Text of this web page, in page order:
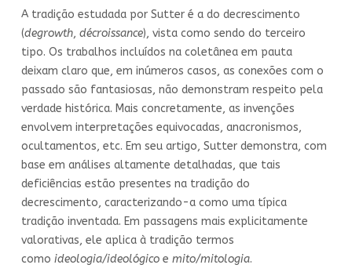
A tradição estudada por Sutter é a do decrescimento
(degrowth, décroissance), vista como sendo do terceiro
tipo. Os trabalhos incluídos na coletânea em pauta
deixam claro que, em inúmeros casos, as conexões com o
passado são fantasiosas, não demonstram respeito pela
verdade histórica. Mais concretamente, as invenções
envolvem interpretações equivocadas, anacronismos,
ocultamentos, etc. Em seu artigo, Sutter demonstra, com
base em análises altamente detalhadas, que tais
deficiências estão presentes na tradição do
decrescimento, caracterizando-a como uma típica
tradição inventada. Em passagens mais explicitamente
valorativas, ele aplica à tradição termos
como ideologia/ideológico e mito/mitologia.